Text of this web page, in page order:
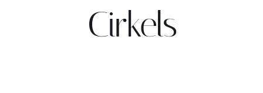
Contact
Cirkels